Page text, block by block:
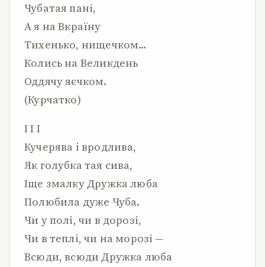
Чубатая пані,
А я на Вкраїну
Тихенько, нищечком…
Колись на Великдень
Оддячу яєчком.
(Курчатко)
I I I
Кучерява і вродлива,
Як голубка тая сива,
Іще змалку Дружка люба
Полюбила дуже Чуба.
Чи у полі, чи в дорозі,
Чи в теплі, чи на морозі —
Всюди, всюди Дружка люба